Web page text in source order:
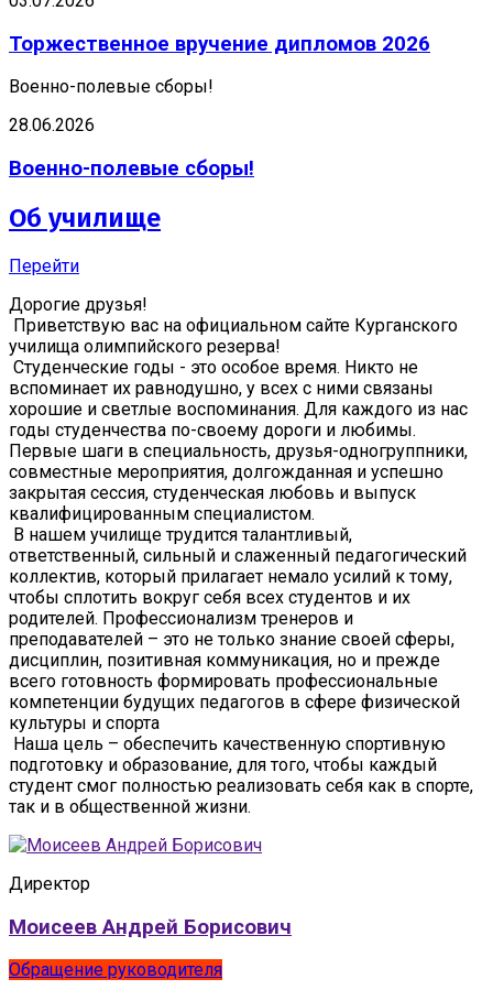
Торжественное вручение дипломов 2026
Военно-полевые сборы!
28.06.2026
Военно-полевые сборы!
Об училище
Перейти
Дорогие друзья!
Приветствую вас на официальном сайте Курганского
училища олимпийского резерва!
Студенческие годы - это особое время. Никто не
вспоминает их равнодушно, у всех с ними связаны
хорошие и светлые воспоминания. Для каждого из нас
годы студенчества по-своему дороги и любимы.
Первые шаги в специальность, друзья-одногруппники,
совместные мероприятия, долгожданная и успешно
закрытая сессия, студенческая любовь и выпуск
квалифицированным специалистом.
В нашем училище трудится талантливый,
ответственный, сильный и слаженный педагогический
коллектив, который прилагает немало усилий к тому,
чтобы сплотить вокруг себя всех студентов и их
родителей. Профессионализм тренеров и
преподавателей – это не только знание своей сферы,
дисциплин, позитивная коммуникация, но и прежде
всего готовность формировать профессиональные
компетенции будущих педагогов в сфере физической
культуры и спорта
Наша цель – обеспечить качественную спортивную
подготовку и образование, для того, чтобы каждый
студент смог полностью реализовать себя как в спорте,
так и в общественной жизни.
Директор
Моисеев Андрей Борисович
Обращение руководителя